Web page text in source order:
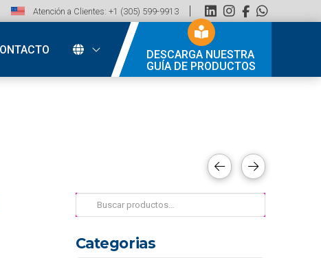
Atención a Clientes: +1 (305) 599-9913
DESCARGA NUESTRA
GUÍA DE PRODUCTOS
Buscar
por:
Categorias